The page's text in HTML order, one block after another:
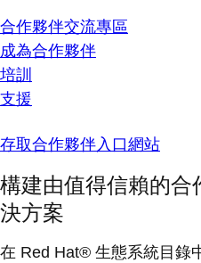
合作夥伴交流專區
成為合作夥伴
培訓
支援
存取合作夥伴入口網站
構建由值得信賴的合
決方案
在 Red Hat® 生態系統目錄